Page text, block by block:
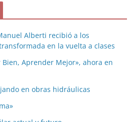
Alberti recibió a los
en la vuelta a clases
Bien, Aprender Mejor», ahora en
en obras hidráulicas